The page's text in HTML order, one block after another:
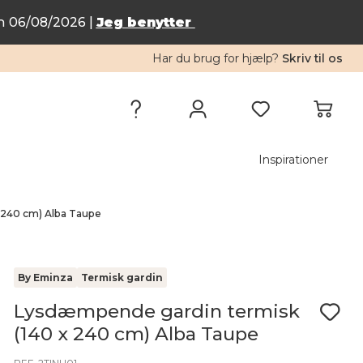
06/08/2026 | Jeg benytter
Har du brug for hjælp? Skriv til os
Inspirationer
cm) Alba Taupe
By Eminza Termisk gardin
Lysdæmpende gardin termisk
(140 x 240 cm) Alba Taupe